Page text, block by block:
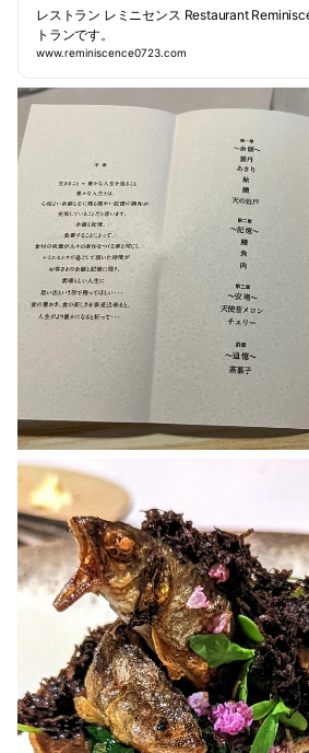
レストラン レミニセンス Restaurant
トランです。
www.reminiscence0723.com